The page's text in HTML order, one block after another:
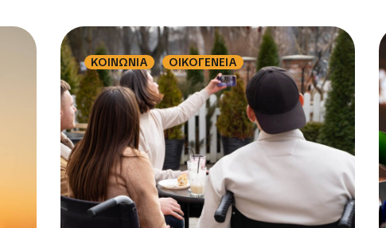
ΚΟΙΝΩΝΙΑ ΟΙΚΟΓΕΝΕΙΑ